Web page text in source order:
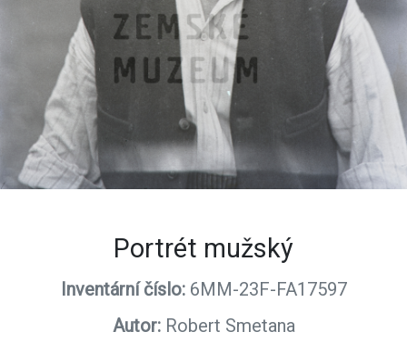
Portrét mužský
Inventární číslo: 6MM-23F-FA17597
Autor: Robert Smetana